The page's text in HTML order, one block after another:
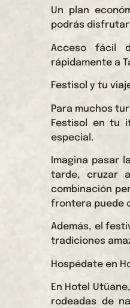
Un plan
podrás
Acceso fácil
rápidamente a
Festisol y tu
Para muchos
Festisol en tu
especial.
Imagina pasar
tarde, cruzar
combinación
frontera puede
Además, el
tradiciones
Hospédate en
En Hotel
rodeadas de